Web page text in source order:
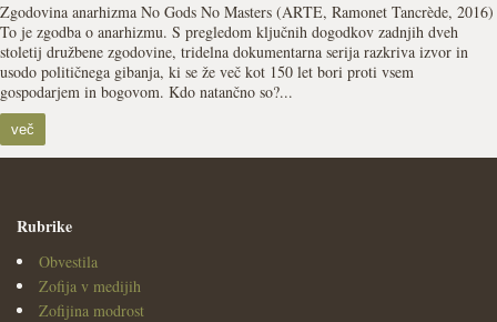
Zgodovina anarhizma No Gods No Masters (ARTE, Ramonet Tancrède, 2016)
To je zgodba o anarhizmu. S pregledom ključnih dogodkov zadnjih dveh
stoletij družbene zgodovine, tridelna dokumentarna serija razkriva izvor in
usodo političnega gibanja, ki se že več kot 150 let bori proti vsem
gospodarjem in bogovom. Kdo natančno so?...
več
Rubrike
Obvestila
Zofija v medijih
Zofijina modrost